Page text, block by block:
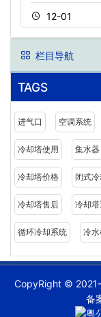
12-01
栏目导航
TAGS
进气口 空调系统
冷却塔使用 集水器
冷却塔价格 闭式
冷却塔售后 冷却
循环冷却系统 冷
CopyRight © 2021-
备
粤